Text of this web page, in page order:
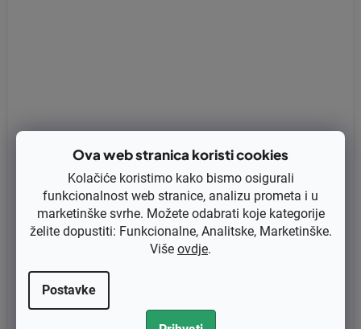
Ova web stranica koristi cookies
Kolačiće koristimo kako bismo osigurali
funkcionalnost web stranice, analizu prometa i u
marketinške svrhe. Možete odabrati koje kategorije
želite dopustiti: Funkcionalne, Analitske, Marketinške.
Više ovdje.
Postavke
Lančanik .325"-7 zuba Oregon 40068 Husqvarna 42, 242, 246 z